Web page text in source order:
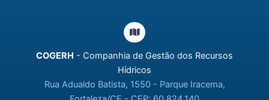
COGERH - Companhia de Gestão dos Recursos
Hídricos
Rua Adualdo Batista, 1550 - Parque Iracema,